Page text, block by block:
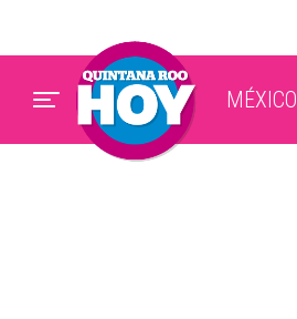
MÉXICO